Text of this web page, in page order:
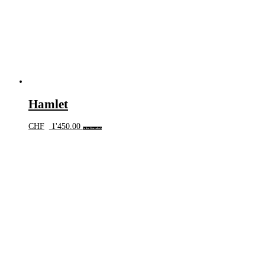
Hamlet
CHF 1'450.00 In den Warenkorb